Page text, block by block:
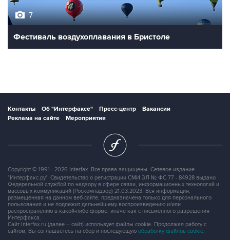
7
Фестиваль воздухоплавания в Бристоле
Контакты Об "Интерфаксе" Пресс-центр
Вакансии
Реклама на сайте
Мероприятия
Copyright © 1991—2026 Interfax. Все права защищены. Сетевое издание
"Интерфакс.ру". Свидетельство о регистрации СМИ ЭЛ № ФС 77 - 84928 выдано
Федеральной службой по надзору в сфере связи, информационных технологий и
массовых коммуникаций (Роскомнадзор) 21.03.2023. Вся информация,
размещенная на данном веб-сайте, предназначена только для персонального
пользования и не подлежит дальнейшему воспроизведению и/или
распространению в какой-либо форме, иначе как с письменного разрешения
Интерфакса.
Сайт Interfax.ru (далее – сайт) использует файлы cookie. Продолжая работу с
сайтом, Вы соглашаетесь на сбор и последующую обработку файлов cookie.